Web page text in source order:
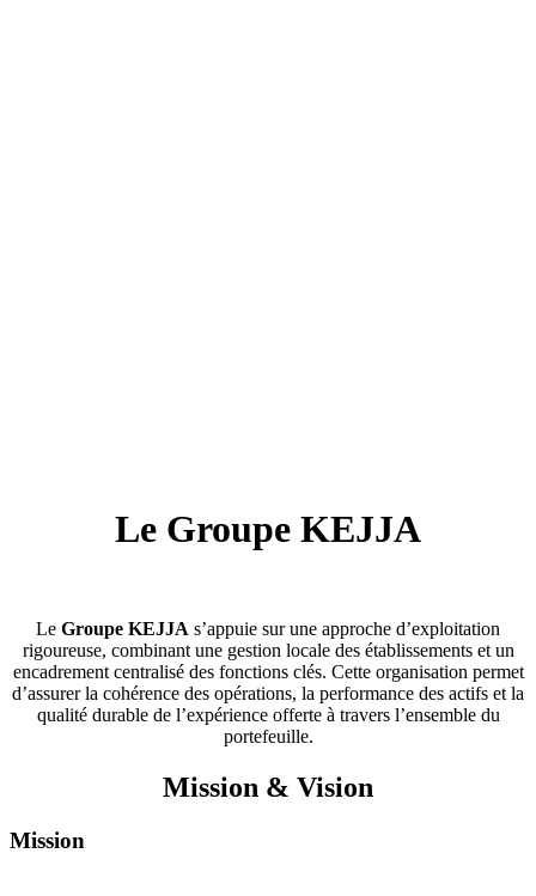
Le Groupe KEJJA
Le Groupe KEJJA s’appuie sur une approche d’exploitation
rigoureuse, combinant une gestion locale des établissements et un
encadrement centralisé des fonctions clés. Cette organisation permet
d’assurer la cohérence des opérations, la performance des actifs et la
qualité durable de l’expérience offerte à travers l’ensemble du
portefeuille.
Mission & Vision
Mission